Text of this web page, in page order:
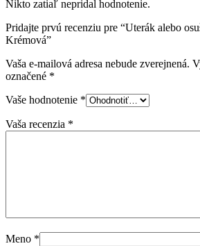
Nikto zatiaľ nepridal hodnotenie.
Pridajte prvú recenziu pre “Uterák alebo
Krémová”
Vaša e-mailová adresa nebude zverejnená.
označené *
Vaše hodnotenie *
Vaša recenzia *
Meno *